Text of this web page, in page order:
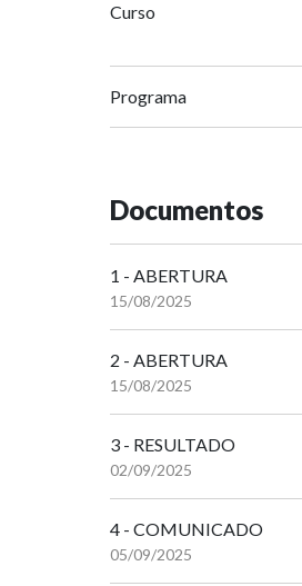
Curso
Programa
Documentos
1 - ABERTURA
15/08/2025
2 - ABERTURA
15/08/2025
3 - RESULTADO
02/09/2025
4 - COMUNICADO
05/09/2025